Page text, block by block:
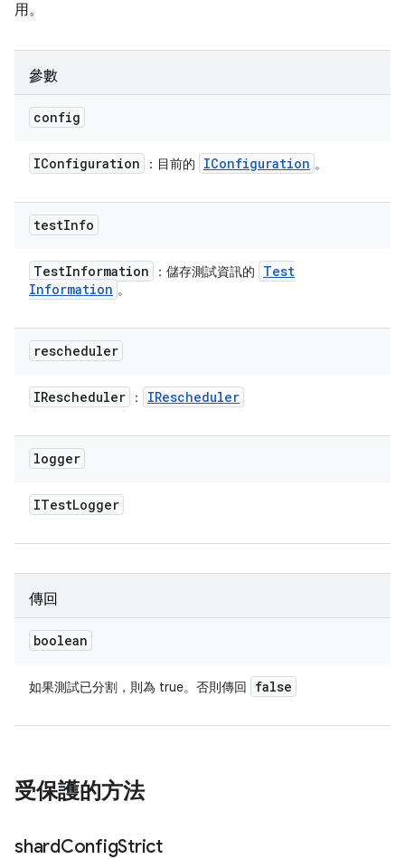
用。
參數
config
IConfiguration ：目前的 IConfiguration 。
testInfo
TestInformation ：儲存測試資訊的
Test
Information 。
rescheduler
IRescheduler ： IRescheduler
logger
ITestLogger
傳回
boolean
如果測試已分割，則為 true。否則傳回 false
受保護的方法
shardConfigStrict